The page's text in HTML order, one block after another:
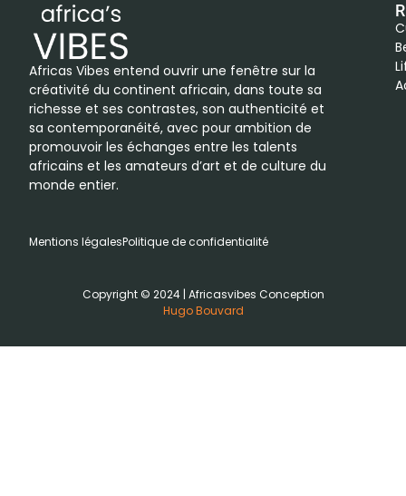
Africas Vibes entend ouvrir une fenêtre sur la
créativité du continent africain, dans toute sa
richesse et ses contrastes, son authenticité et
sa contemporanéité, avec pour ambition de
promouvoir les échanges entre les talents
africains et les amateurs d’art et de culture du
monde entier.
Mentions légalesPolitique de confidentialité
Copyright © 2024 | Africasvibes Conception
Hugo Bouvard